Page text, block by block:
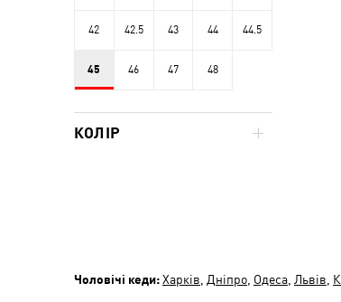
42 42.5 43 44 44.5
45 46 47 48
КОЛІР
Чоловічі кеди:Харків Дніпро Одеса Львів